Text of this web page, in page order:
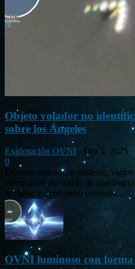
Objeto volador no
sobre los Ángeles
Exploración OVNI - Oct 5, 2025
0
Durante una noche reciente,
observaron un objeto de
testigos, el fenómeno consistía...
OVNI luminoso con forma